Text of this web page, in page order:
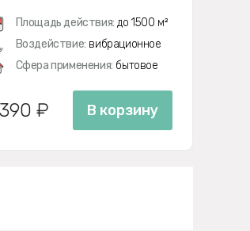
Площадь действия: до 1500 м²
Воздействие: вибрационное
Сфера применения: бытовое
₽ В корзину